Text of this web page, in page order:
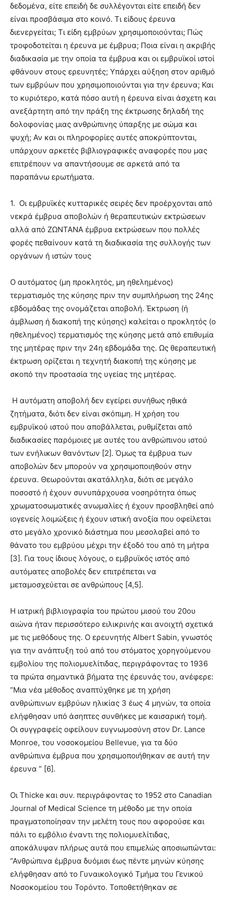
δεδομένα, είτε επειδή δε συλλέγονται είτε επειδή δεν
είναι προσβάσιμα στο κοινό. Τι είδους έρευνα
διενεργείται; Τι είδη εμβρύων χρησιμοποιούνται; Πώς
τροφοδοτείται η έρευνα με έμβρυα; Ποια είναι η ακριβής
διαδικασία με την οποία τα έμβρυα και οι εμβρυϊκοί ιστοί
φθάνουν στους ερευνητές; Υπάρχει αύξηση στον αριθμό
των εμβρύων που χρησιμοποιούνται για την έρευνα; Και
το κυριότερο, κατά πόσο αυτή η έρευνα είναι άσχετη και
ανεξάρτητη από την πράξη της έκτρωσης δηλαδή της
δολοφονίας μιας ανθρώπινης ύπαρξης με σώμα και
ψυχή; Αν και οι πληροφορίες αυτές αποκρύπτονται,
υπάρχουν αρκετές βιβλιογραφικές αναφορές που μας
επιτρέπουν να απαντήσουμε σε αρκετά από τα
παραπάνω ερωτήματα.
1. Οι εμβρυϊκές κυτταρικές σειρές δεν προέρχονται από
νεκρά έμβρυα αποβολών ή θεραπευτικών εκτρώσεων
αλλά από ΖΩΝΤΑΝΑ έμβρυα εκτρώσεων που πολλές
φορές πεθαίνουν κατά τη διαδικασία της συλλογής των
οργάνων ή ιστών τους
Ο αυτόματος (μη προκλητός, μη ηθελημένος)
τερματισμός της κύησης πριν την συμπλήρωση της 24ης
εβδομάδας της ονομάζεται αποβολή. Έκτρωση (ή
άμβλωση ή διακοπή της κύησης) καλείται ο προκλητός (ο
ηθελημένος) τερματισμός της κύησης μετά από επιθυμία
της μητέρας πριν την 24η εβδομάδα της. Ως θεραπευτική
έκτρωση ορίζεται η τεχνητή διακοπή της κύησης με
σκοπό την προστασία της υγείας της μητέρας.
Η αυτόματη αποβολή δεν εγείρει συνήθως ηθικά
ζητήματα, διότι δεν είναι σκόπιμη. Η χρήση του
εμβρυϊκού ιστού που αποβάλλεται, ρυθμίζεται από
διαδικασίες παρόμοιες με αυτές του ανθρώπινου ιστού
των ενήλικων θανόντων [2]. Όμως τα έμβρυα των
αποβολών δεν μπορούν να χρησιμοποιηθούν στην
έρευνα. Θεωρούνται ακατάλληλα, διότι σε μεγάλο
ποσοστό ή έχουν συνυπάρχουσα νοσηρότητα όπως
χρωματοσωματικές ανωμαλίες ή έχουν προσβληθεί από
ιογενείς λοιμώξεις ή έχουν ιστική ανοξία που οφείλεται
στο μεγάλο χρονικό διάστημα που μεσολαβεί από το
θάνατο του εμβρύου μέχρι την έξοδό του από τη μήτρα
[3]. Για τους ίδιους λόγους, ο εμβρυϊκός ιστός από
αυτόματες αποβολές δεν επιτρέπεται να
μεταμοσχεύεται σε ανθρώπους [4,5].
Η ιατρική βιβλιογραφία του πρώτου μισού του 20ου
αιώνα ήταν περισσότερο ειλικρινής και ανοιχτή σχετικά
με τις μεθόδους της. Ο ερευνητής Albert Sabin, γνωστός
για την ανάπτυξη τού από του στόματος χορηγούμενου
εμβολίου της πολιομυελίτιδας, περιγράφοντας το 1936
τα πρώτα σημαντικά βήματα της έρευνάς του, ανέφερε:
“Μια νέα μέθοδος αναπτύχθηκε με τη χρήση
ανθρώπινων εμβρύων ηλικίας 3 έως 4 μηνών, τα οποία
ελήφθησαν υπό άσηπτες συνθήκες με καισαρική τομή.
Οι συγγραφείς οφείλουν ευγνωμοσύνη στον Dr. Lance
Monroe, του νοσοκομείου Bellevue, για τα δύο
ανθρώπινα έμβρυα που χρησιμοποιήθηκαν σε αυτή την
έρευνα ” [6].
Οι Thicke και συν. περιγράφοντας το 1952 στο Canadian
Journal of Medical Science τη μέθοδο με την οποία
πραγματοποίησαν την μελέτη τους που αφορούσε και
πάλι το εμβόλιο έναντι της πολιομυελίτιδας,
αποκάλυψαν πλήρως αυτά που επιμελώς αποσιωπώνται:
“Ανθρώπινα έμβρυα δυόμισι έως πέντε μηνών κύησης
ελήφθησαν από το Γυναικολογικό Τμήμα του Γενικού
Νοσοκομείου του Τορόντο. Τοποθετήθηκαν σε